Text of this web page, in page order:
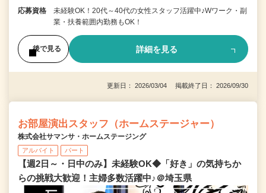
応募資格
未経験OK！20代～40代の女性スタッフ活躍中♪Wワーク・副
業・扶養範囲内勤務もOK！
後で見る 詳細を見る
更新日： 2026/03/04 掲載終了日： 2026/09/30
お部屋演出スタッフ（ホームステージャー）
株式会社サマンサ・ホームステージング
アルバイト パート
【週2日～・日中のみ】未経験OK◆「好き」の気持ちか
らの挑戦大歓迎！主婦多数活躍中♪＠埼玉県